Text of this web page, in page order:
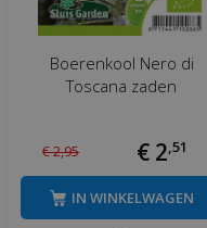
Boerenkool Nero di
Toscana zaden
€2,95 € 2,51
IN WINKELWAGEN